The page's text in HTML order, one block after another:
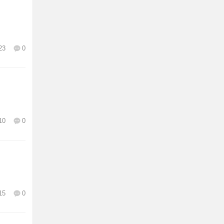
0
0
0